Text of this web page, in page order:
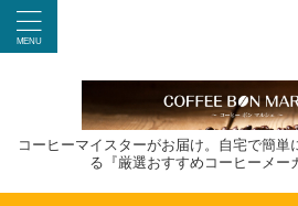
コーヒーマイスターがお届け。自宅で簡単
る『厳選おすすめコーヒーメー